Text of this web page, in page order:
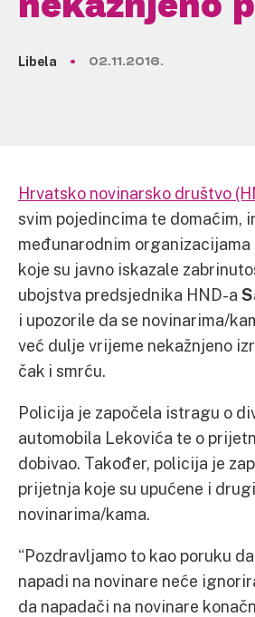
Libela 02.11.2016.
Hrvatsko novinarsko društvo
svim pojedincima te domaćim,
međunarodnim
koje su javno iskazale
ubojstva predsjednika HND-a
i upozorile da se novinarima/
već dulje vrijeme nekažnjeno
čak i smrću.
Policija je započela istragu o
automobila Lekovića te o
dobivao. Također, policija je
prijetnja koje su upućene i
novinarima/kama.
“Pozdravljamo to kao poruku
napadi na novinare neće
da napadači na novinare